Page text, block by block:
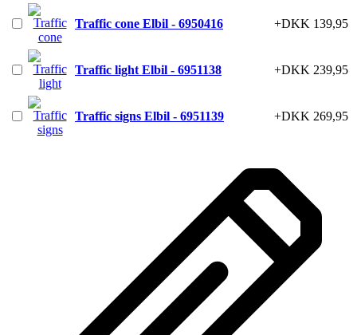
Traffic cone Elbil - 6950416 +DKK 139,95
Traffic light Elbil - 6951138 +DKK 239,95
Traffic signs Elbil - 6951139 +DKK 269,95